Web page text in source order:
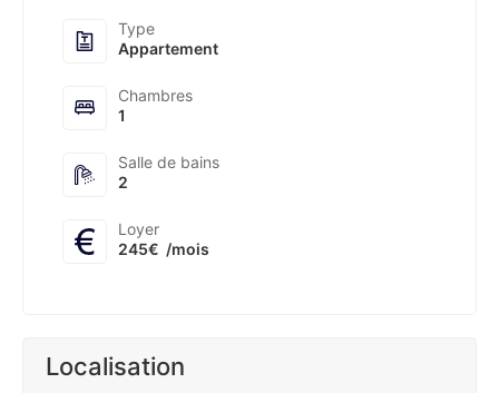
Type
Appartement
Chambres
1
Salle de bains
2
Loyer
245€ /mois
Localisation